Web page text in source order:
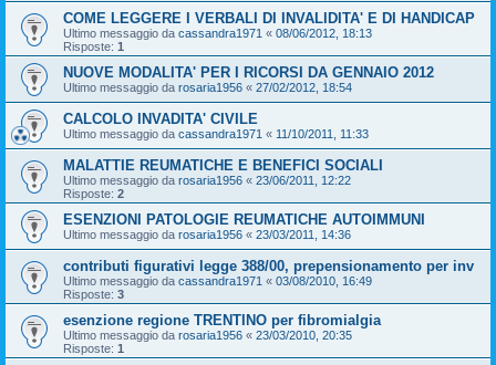
COME LEGGERE I VERBALI DI INVALIDITA' E DI HANDICAP
Ultimo messaggio da cassandra1971 « 08/06/2012, 18:13
Risposte: 1
NUOVE MODALITA' PER I RICORSI DA GENNAIO 2012
Ultimo messaggio da rosaria1956 « 27/02/2012, 18:54
CALCOLO INVADITA' CIVILE
Ultimo messaggio da cassandra1971 « 11/10/2011, 11:33
MALATTIE REUMATICHE E BENEFICI SOCIALI
Ultimo messaggio da rosaria1956 « 23/06/2011, 12:22
Risposte: 2
ESENZIONI PATOLOGIE REUMATICHE AUTOIMMUNI
Ultimo messaggio da rosaria1956 « 23/03/2011, 14:36
contributi figurativi legge 388/00, prepensionamento per inv
Ultimo messaggio da cassandra1971 « 03/08/2010, 16:49
Risposte: 3
esenzione regione TRENTINO per fibromialgia
Ultimo messaggio da rosaria1956 « 23/03/2010, 20:35
Risposte: 1